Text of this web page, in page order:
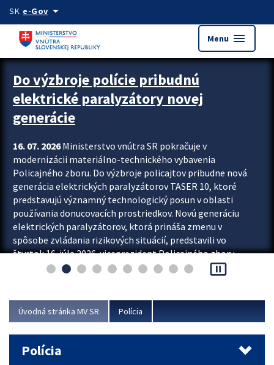
Preskocit na hlavný obsah
SK e-Govarrow_drop_down
Menu menu
Zastavit automatický posun upútavok
Do výzbroje polície pribudnú
elektrické paralyzátory novej
generácie
16. 07. 2026Ministerstvo vnútra SR pokračuje v
modernizácii materiálno-technického vybavenia
Policajného zboru. Do výzbroje policajtov pribudne nová
generácia elektrických paralyzátorov TASER 10, ktoré
predstavujú významný technologický posun v oblasti
používania donucovacích prostriedkov. Novú generáciu
elektrických paralyzátorov, ktorá prináša zmenu v
spôsobe zvládania rizikových situácií, predstavili vo
štvrtok 16. júla 2026 viceprezident Policajného zboru
Rastislav Polakovič a riaditeľ odboru výcviku...
pause_presentation
Úvodná stránka MV SR Polícia
Polícia